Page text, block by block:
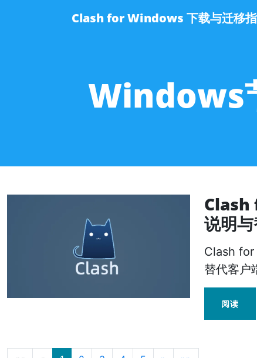
Clash for Windows 下载与迁移
Windows
Clash
说明
Clash for
替代客户
阅读